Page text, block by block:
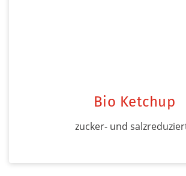
Bio Ketchup
zucker- und